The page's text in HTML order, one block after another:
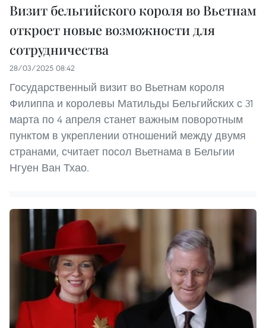
Визит бельгийского короля во Вьетнам
откроет новые возможности для
сотрудничества
28/03/2025 08:42
Государственный визит во Вьетнам короля
Филиппа и королевы Матильды Бельгийских с 31
марта по 4 апреля станет важным поворотным
пунктом в укреплении отношений между двумя
странами, считает посол Вьетнама в Бельгии
Нгуен Ван Тхао.